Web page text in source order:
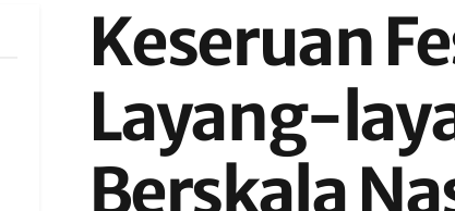
Keseruan
Layang-
Berskala